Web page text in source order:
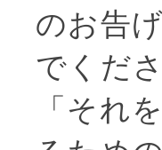
のお告
でくださ
「それ